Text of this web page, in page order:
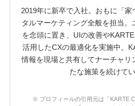
2019年に新卒で入社。おもに「家
タルマーケティング全般を担当。
を念頭に置き、UIの改善や
活用したCXの最適化を実施中。
情報を現場と共有してナーチャリ
たな施策を続けてい
※ プロフィールの引用元は「KARTE